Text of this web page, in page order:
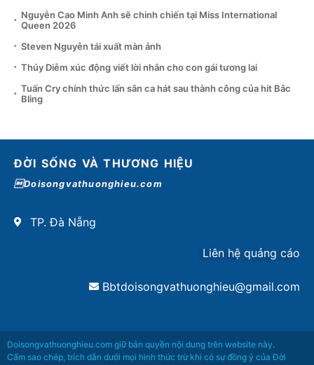
Nguyễn Cao Minh Anh sẽ chinh chiến tại Miss International
Queen 2026
Steven Nguyễn tái xuất màn ảnh
Thúy Diễm xúc động viết lời nhắn cho con gái tương lai
Tuấn Cry chính thức lấn sân ca hát sau thành công của hit Bắc
Bling
ĐỜI SỐNG VÀ THƯƠNG HIỆU
Doisongvathuonghieu.com
TP. Đà Nẵng
Liên hệ quảng cáo
Bbtdoisongvathuonghieu@gmail.com
Doisongvathuonghieu.com giữ bản quyền nội dung trên website này.
Cấm sao chép, trích dẫn dưới mọi hình thức trừ khi có sự đồng ý của Đời